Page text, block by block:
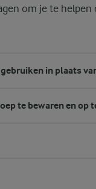
om je te
in plaats
te bewaren en op